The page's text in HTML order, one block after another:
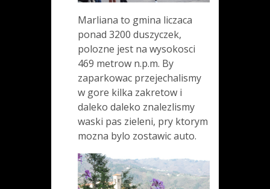
Marliana to gmina liczaca
ponad 3200 duszyczek,
polozne jest na wysokosci
469 metrow n.p.m. By
zaparkowac przejechalismy
w gore kilka zakretow i
daleko daleko znalezlismy
waski pas zieleni, pry ktorym
mozna bylo zostawic auto.